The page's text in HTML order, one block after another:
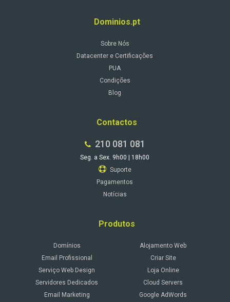
Dominios.pt
Sobre Nós
Datacenter e Certificações
PUA
Condições
Blog
Contactos
210 081 081
Seg. a Sex. 9h00 | 18h00
Suporte
Pagamentos
Notícias
Produtos
Domínios
Alojamento Web
Email Profissional
Criar Site
Serviço Web Design
Loja Online
Servidores Dedicados
Cloud Servers
Email Marketing
Google AdWords